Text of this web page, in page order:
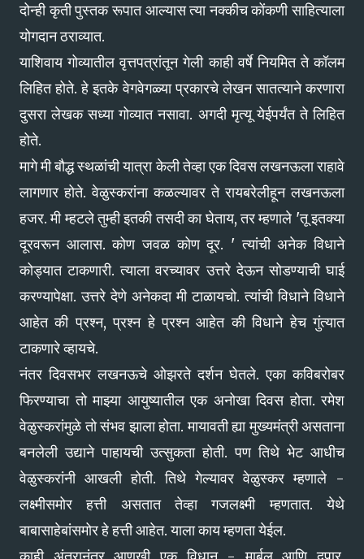
दोन्ही कृती पुस्तक रूपात आल्यास त्या नक्कीच कोंकणी साहित्याला
योगदान ठराव्यात.
याशिवाय गोव्यातील वृत्तपत्रांतून गेली काही वर्षे नियमित ते कॉलम
लिहित होते. हे इतके वेगवेगळ्या प्रकारचे लेखन सातत्याने करणारा
दुसरा लेखक सध्या गोव्यात नसावा. अगदी मृत्यू येईपर्यंत ते लिहित
होते.
मागे मी बौद्ध स्थळांची यात्रा केली तेव्हा एक दिवस लखनऊला राहावे
लागणार होते. वेळुस्करांना कळल्यावर ते रायबरेलीहून लखनऊला
हजर. मी म्हटले तुम्ही इतकी तसदी का घेताय, तर म्हणाले 'तू इतक्या
दूरवरून आलास. कोण जवळ कोण दूर. ' त्यांची अनेक विधाने
कोड्यात टाकणारी. त्याला वरच्यावर उत्तरे देऊन सोडण्याची घाई
करण्यापेक्षा. उत्तरे देणे अनेकदा मी टाळायचो. त्यांची विधाने विधाने
आहेत की प्रश्‍न, प्रश्‍न हे प्रश्‍न आहेत की विधाने हेच गुंत्यात
टाकणारे व्हायचे.
नंतर दिवसभर लखनऊचे ओझरते दर्शन घेतले. एका कविबरोबर
फिरण्याचा तो माझ्या आयुष्यातील एक अनोखा दिवस होता. रमेश
वेळुस्करांमुळे तो संभव झाला होता. मायावती ह्या मुख्यमंत्री असताना
बनलेली उद्याने पाहायची उत्सुकता होती. पण तिथे भेट आधीच
वेळुस्करांनी आखली होती. तिथे गेल्यावर वेळुस्कर म्हणाले -
लक्ष्मीसमोर हत्ती असतात तेव्हा गजलक्ष्मी म्हणतात. येथे
बाबासाहेबांसमोर हे हत्ती आहेत. याला काय म्हणता येईल.